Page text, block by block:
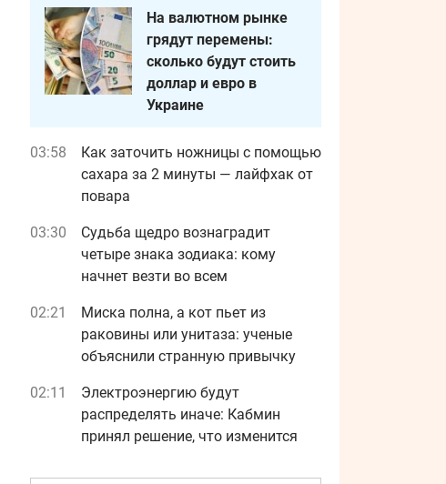
На валютном рынке
грядут перемены:
сколько будут стоить
доллар и евро в
Украине
03:58
Как заточить ножницы с помощью
сахара за 2 минуты — лайфхак от
повара
03:30
Судьба щедро вознаградит
четыре знака зодиака: кому
начнет везти во всем
02:21
Миска полна, а кот пьет из
раковины или унитаза: ученые
объяснили странную привычку
02:11
Электроэнергию будут
распределять иначе: Кабмин
принял решение, что изменится